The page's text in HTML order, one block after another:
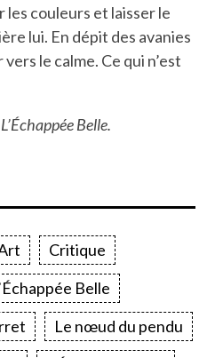
les couleurs et laisser le
lui. En dépit des avanies
le calme. Ce qui n’est
Belle.
Critique
Belle
Le nœud du pendu